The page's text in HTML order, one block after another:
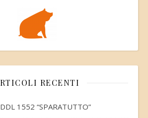
RECENTI
1552 “SPARATUTTO”